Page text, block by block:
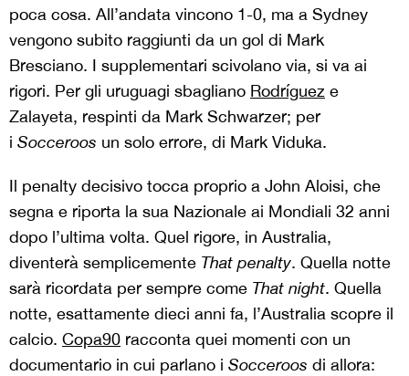
poca cosa. All’andata vincono 1-0, ma a Sydney
vengono subito raggiunti da un gol di Mark
Bresciano. I supplementari scivolano via, si va ai
rigori. Per gli uruguagi sbagliano Rodríguez e
Zalayeta, respinti da Mark Schwarzer; per
i Socceroos un solo errore, di Mark Viduka.
Il penalty decisivo tocca proprio a John Aloisi, che
segna e riporta la sua Nazionale ai Mondiali 32 anni
dopo l’ultima volta. Quel rigore, in Australia,
diventerà semplicemente That penalty. Quella notte
sarà ricordata per sempre come That night. Quella
notte, esattamente dieci anni fa, l’Australia scopre il
calcio. Copa90 racconta quei momenti con un
documentario in cui parlano i Socceroos di allora: